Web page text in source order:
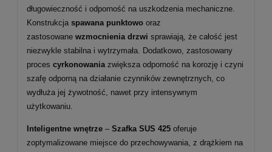
długowieczność i odporność na uszkodzenia mechaniczne.
Konstrukcja spawana punktowo oraz
zastosowane wzmocnienia drzwi sprawiają, że całość jest
niezwykle stabilna i wytrzymała. Dodatkowo, zastosowany
proces cyrkonowania zwiększa odporność na korozję i czyni
szafę odporną na działanie czynników zewnętrznych, co
wydłuża jej żywotność, nawet przy intensywnym
użytkowaniu.
Inteligentne wnętrze – Szafka SUS 425 oferuje
zoptymalizowane miejsce do przechowywania, z drążkiem na